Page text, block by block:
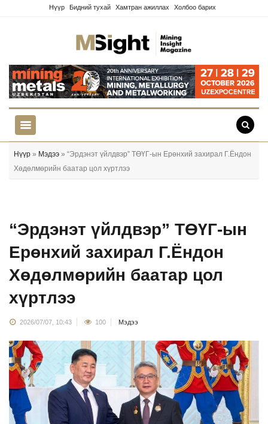
Нүүр Бидний тухай Хамтран ажиллах Холбоо барих
Нүүр » Мэдээ » “Эрдэнэт үйлдвэр” ТӨҮГ-ын Ерөнхий захирал Г.Ёндон
Хөдөлмөрийн баатар цол хүртлээ
“Эрдэнэт үйлдвэр” ТӨҮГ-ын
Ерөнхий захирал Г.Ёндон
Хөдөлмөрийн баатар цол
хүртлээ
2026/07/07, 10:43 100 Мэдээ